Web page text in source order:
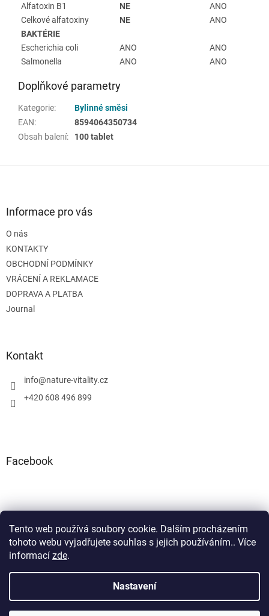
Tento web používá soubory cookie. Dalším procházením
tohoto webu vyjadřujete souhlas s jejich používáním.. Více
informací zde.
Nastavení
Alfatoxin B1
NE
ANO
Celkové alfatoxiny
NE
ANO
BAKTÉRIE
Escherichia coli
ANO
ANO
Salmonella
ANO ANO
Doplňkové parametry
Kategorie:
Bylinné směsi
EAN:
8594064350734
Obsah balení: 100 tablet
Informace pro vás
O nás
KONTAKTY
OBCHODNÍ PODMÍNKY
VRÁCENÍ A REKLAMACE
DOPRAVA A PLATBA
Journal
Kontakt
info@nature-vitality.cz
+420 608 496 899
Facebook
Instagram
Vytvořil Shoptet